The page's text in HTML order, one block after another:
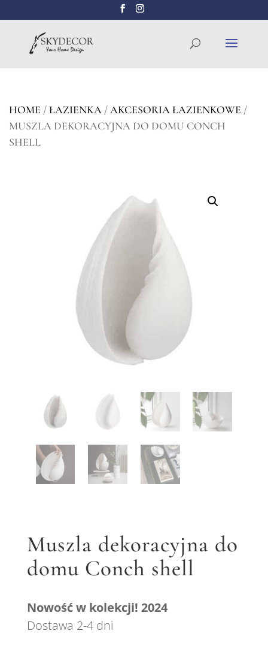
HOME /ŁAZIENKA /AKCESORIA ŁAZIENKOWE /
MUSZLA DEKORACYJNA DO DOMU CONCH
SHELL
Muszla dekoracyjna do
domu Conch shell
Nowość w kolekcji! 2024
Dostawa 2-4 dni